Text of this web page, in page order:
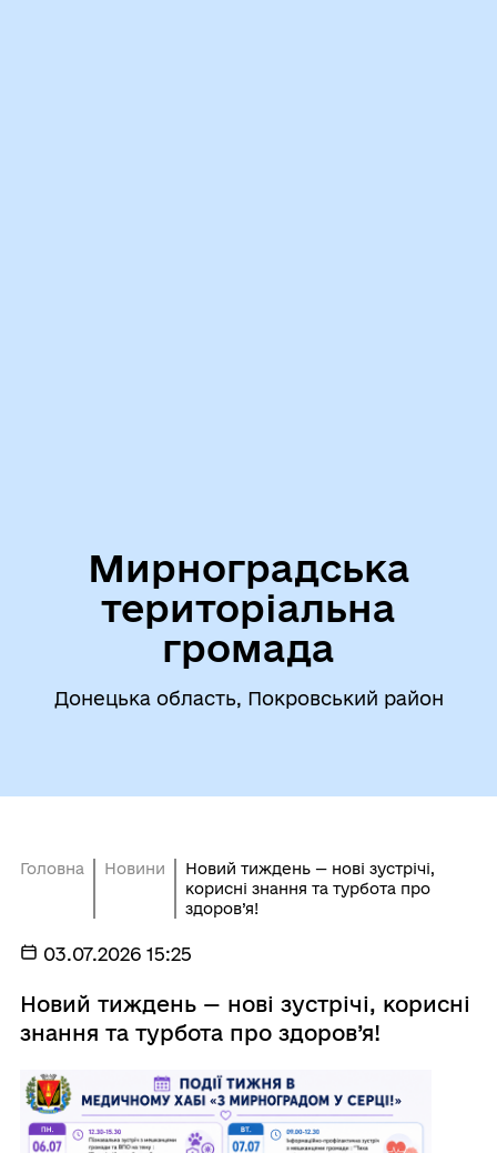
Мирноградська
територіальна
громада
Донецька область, Покровський район
Головна Новини
Новий тиждень — нові зустрічі,
корисні знання та турбота про
здоров’я!
03.07.2026 15:25
Новий тиждень — нові зустрічі, корисні
знання та турбота про здоров’я!